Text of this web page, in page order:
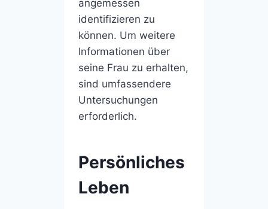
angemessen
identifizieren zu
können. Um weitere
Informationen über
seine Frau zu erhalten,
sind umfassendere
Untersuchungen
erforderlich.
Persönliches
Leben